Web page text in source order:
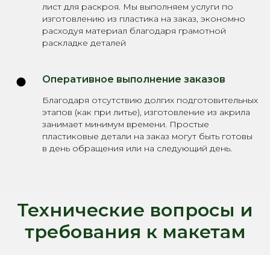
лист для раскроя. Мы выполняем услуги по
изготовлению из пластика на заказ, экономно
расходуя материал благодаря грамотной
раскладке деталей
Оперативное выполнение заказов
Благодаря отсутствию долгих подготовительных
этапов (как при литье), изготовление из акрила
занимает минимум времени. Простые
пластиковые детали на заказ могут быть готовы
в день обращения или на следующий день.
Технические вопросы и
требования к макетам